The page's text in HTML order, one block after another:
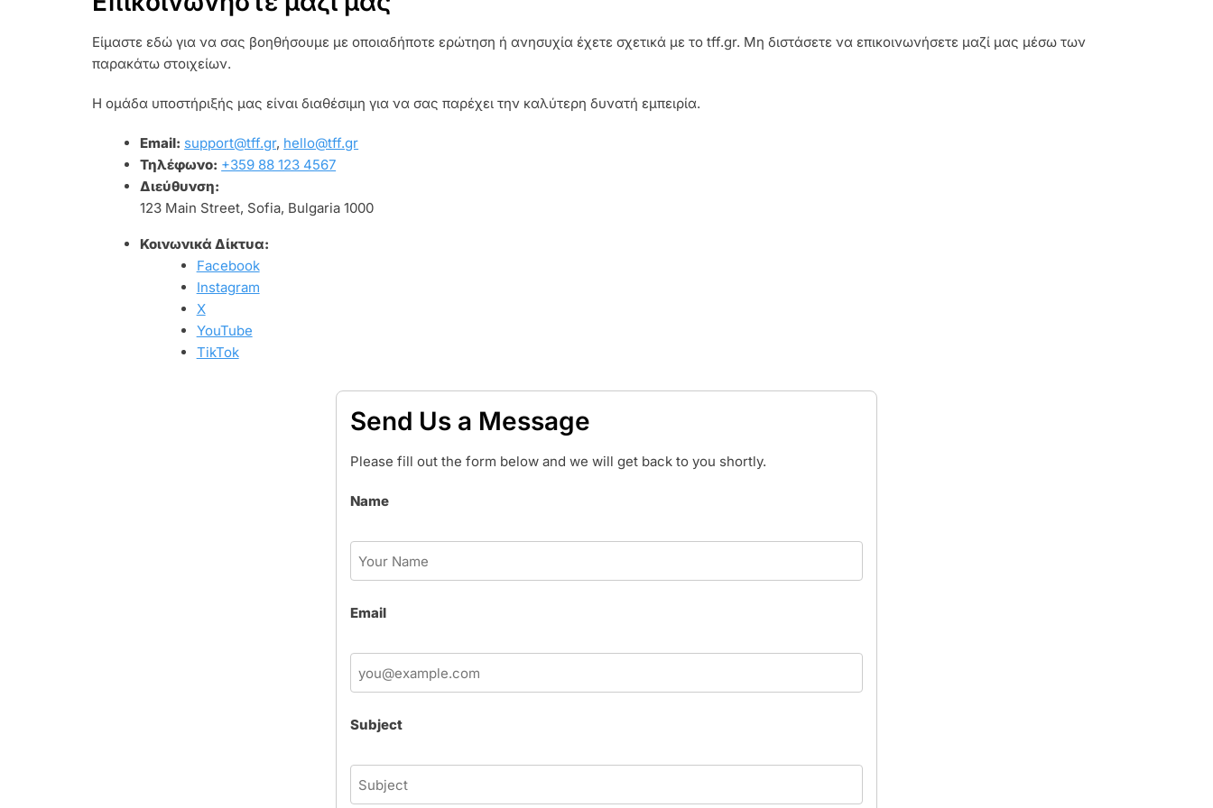
Είμαστε εδώ για να σας βοηθήσουμε με οποιαδήποτε ερώτηση ή ανησυχία έχετε σχετικά με το tff.gr. Μη διστάσετε να επικοινωνήσετε μαζί μας μέσω των
παρακάτω στοιχείων.
Η ομάδα υποστήριξής μας είναι διαθέσιμη για να σας παρέχει την καλύτερη δυνατή εμπειρία.
Email: support@tff.gr, hello@tff.gr
Τηλέφωνο: +359 88 123 4567
Διεύθυνση:
123 Main Street, Sofia, Bulgaria 1000
Κοινωνικά Δίκτυα:
Facebook
Instagram
X
YouTube
TikTok
Send Us a Message
Please fill out the form below and we will get back to you shortly.
Name
Email
Subject